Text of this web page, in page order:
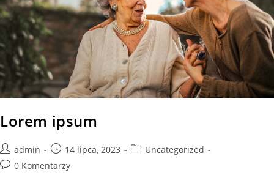
Lorem ipsum
admin 14 lipca, 2023
Uncategorized
0 Komentarzy